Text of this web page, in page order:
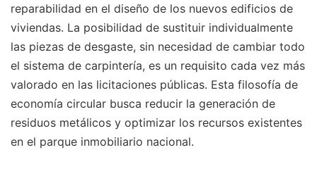
reparabilidad en el diseño de los nuevos edificios de
viviendas. La posibilidad de sustituir individualmente
las piezas de desgaste, sin necesidad de cambiar todo
el sistema de carpintería, es un requisito cada vez más
valorado en las licitaciones públicas. Esta filosofía de
economía circular busca reducir la generación de
residuos metálicos y optimizar los recursos existentes
en el parque inmobiliario nacional.